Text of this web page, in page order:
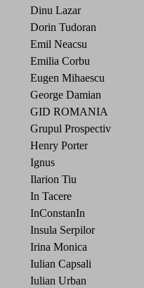
Dinu Lazar
Dorin Tudoran
Emil Neacsu
Emilia Corbu
Eugen Mihaescu
George Damian
GID ROMANIA
Grupul Prospectiv
Henry Porter
Ignus
Ilarion Tiu
In Tacere
InConstanIn
Insula Serpilor
Irina Monica
Iulian Capsali
Iulian Urban